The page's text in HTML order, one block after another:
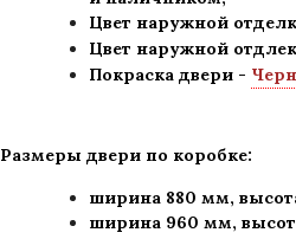
Цвет наружной
Цвет наружной
Покраска двери -
Размеры двери по коробке:
ширина 880 мм,
ширина 960 мм,